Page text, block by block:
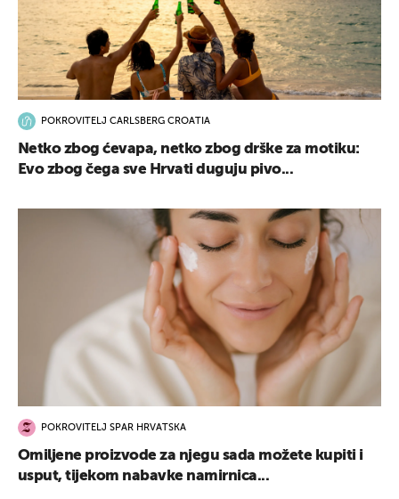
POKROVITELJ CARLSBERG CROATIA
Netko zbog ćevapa, netko zbog drške za motiku:
Evo zbog čega sve Hrvati duguju pivo...
POKROVITELJ SPAR HRVATSKA
Omiljene proizvode za njegu sada možete kupiti i
usput, tijekom nabavke namirnica...